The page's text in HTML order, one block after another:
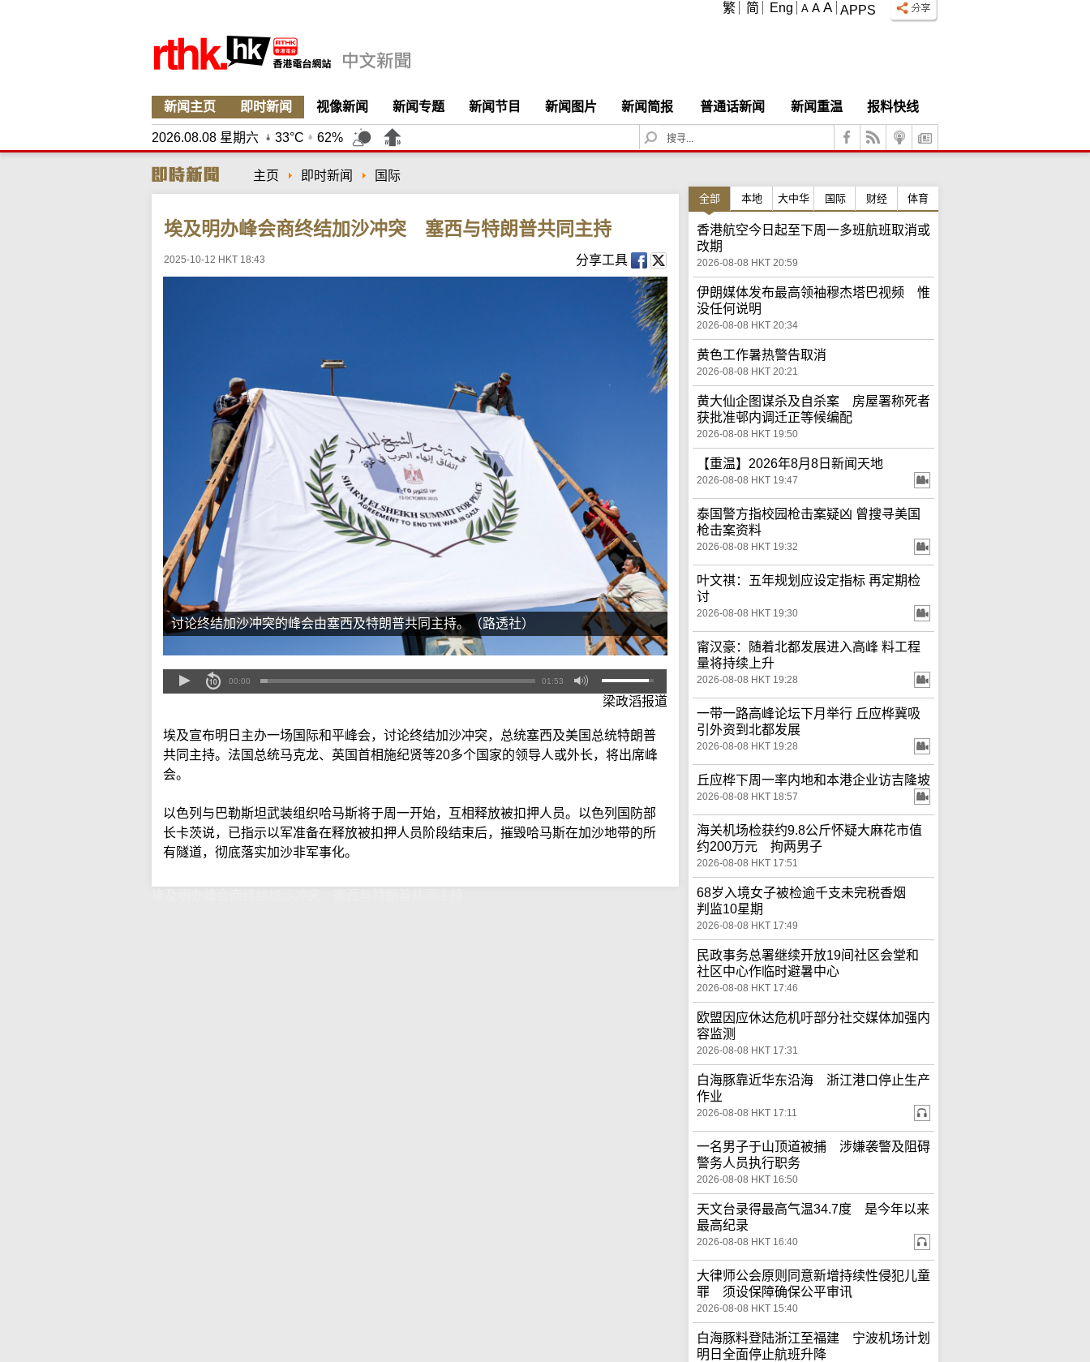
APPS
A A A
繁 简 Eng
新闻主页 即时新闻 视像新闻 新闻专题 新闻节目 新闻图片 新闻简报 普通话新闻 新闻重温 报料快线
2026.08.08 星期六 33°C 62%
S
e
c
主页 即时新闻 国际
埃及明办峰会商终结加沙冲突 塞西与特朗普共同主持
2025-10-12 HKT 18:43 分享工具
讨论终结加沙冲突的峰会由塞西及特朗普共同主持。（路透社）
00:00 01:53
梁政滔报道
埃及宣布明日主办一场国际和平峰会，讨论终结加沙冲突，总统塞西及美国总统特朗普
共同主持。法国总统马克龙、英国首相施纪贤等20多个国家的领导人或外长，将出席峰
会。
以色列与巴勒斯坦武装组织哈马斯将于周一开始，互相释放被扣押人员。以色列国防部
长卡茨说，已指示以军准备在释放被扣押人员阶段结束后，摧毁哈马斯在加沙地带的所
有隧道，彻底落实加沙非军事化。
全部 本地 大中华 国际 财经 体育
香港航空今日起至下周一多班航班取消或
改期
2026-08-08 HKT 20:59
伊朗媒体发布最高领袖穆杰塔巴视频 惟
没任何说明
2026-08-08 HKT 20:34
黄色工作暑热警告取消
2026-08-08 HKT 20:21
黄大仙企图谋杀及自杀案 房屋署称死者
获批准邨内调迁正等候编配
2026-08-08 HKT 19:50
【重温】2026年8月8日新闻天地
2026-08-08 HKT 19:47
泰国警方指校园枪击案疑凶 曾搜寻美国
枪击案资料
2026-08-08 HKT 19:32
叶文祺：五年规划应设定指标 再定期检
讨
2026-08-08 HKT 19:30
甯汉豪：随着北都发展进入高峰 料工程
量将持续上升
2026-08-08 HKT 19:28
一带一路高峰论坛下月举行 丘应桦冀吸
引外资到北都发展
2026-08-08 HKT 19:28
丘应桦下周一率内地和本港企业访吉隆坡
2026-08-08 HKT 18:57
海关机场检获约9.8公斤怀疑大麻花市值
约200万元 拘两男子
2026-08-08 HKT 17:51
68岁入境女子被检逾千支未完税香烟
判监10星期
2026-08-08 HKT 17:49
民政事务总署继续开放19间社区会堂和
社区中心作临时避暑中心
2026-08-08 HKT 17:46
欧盟因应休达危机吁部分社交媒体加强内
容监测
2026-08-08 HKT 17:31
白海豚靠近华东沿海 浙江港口停止生产
作业
2026-08-08 HKT 17:11
一名男子于山顶道被捕 涉嫌袭警及阻碍
警务人员执行职务
2026-08-08 HKT 16:50
天文台录得最高气温34.7度 是今年以来
最高纪录
2026-08-08 HKT 16:40
大律师公会原则同意新增持续性侵犯儿童
罪 须设保障确保公平审讯
2026-08-08 HKT 15:40
白海豚料登陆浙江至福建 宁波机场计划
明日全面停止航班升降